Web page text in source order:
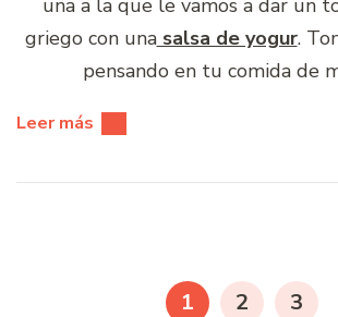
una a la que le vamos a dar un
griego con unasalsa de yogur.
pensando en tu comida de
Leer más
PÁGINA
1 PÁGINA
2 3